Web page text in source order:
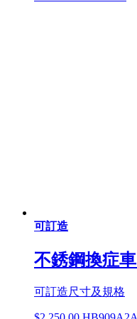
可訂造
不銹鋼換症
可訂造尺寸及規格